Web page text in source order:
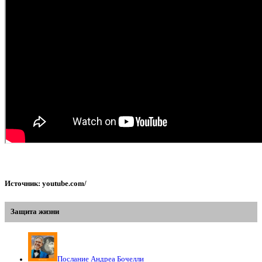
Источник: youtube.com/
Защита жизни
Послание Андреа Бочелли